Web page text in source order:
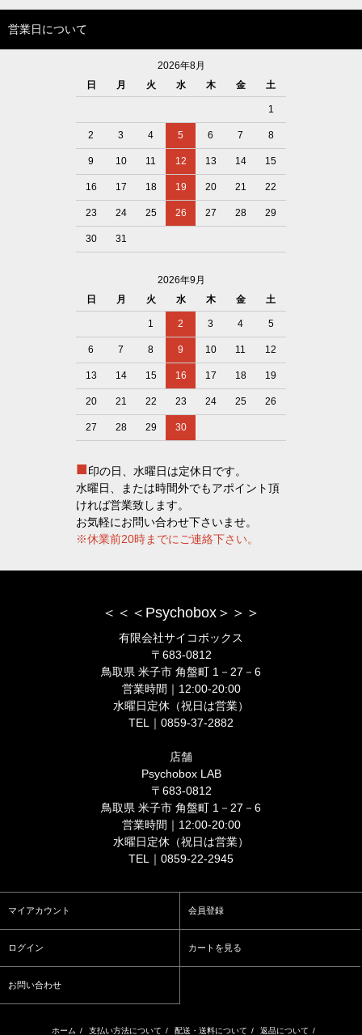
営業日について
2026年8月
日
月 火 水 木 金 土
1
2 3 4 5 6 7 8
9 10 11 12 13 14 15
16 17 18 19 20 21 22
23 24 25 26 27 28 29
30 31
2026年9月
日
月 火 水 木 金 土
1 2 3 4 5
6 7 8 9 10 11 12
13 14 15 16 17 18 19
20 21 22 23 24 25 26
27 28 29 30
■印の日、水曜日は定休日です。
水曜日、または時間外でもアポイント頂
ければ営業致します。
お気軽にお問い合わせ下さいませ。
※休業前20時までにご連絡下さい。
＜＜＜Psychobox＞＞＞
有限会社サイコボックス
〒683-0812
鳥取県 米子市 角盤町 1－27－6
営業時間｜12:00-20:00
水曜日定休（祝日は営業）
TEL｜0859-37-2882
店舗
Psychobox LAB
〒683-0812
鳥取県 米子市 角盤町 1－27－6
営業時間｜12:00-20:00
水曜日定休（祝日は営業）
TEL｜0859-22-2945
マイアカウント 会員登録
ログイン カートを見る
お問い合わせ
ホーム / 支払い方法について / 配送・送料について / 返品について /